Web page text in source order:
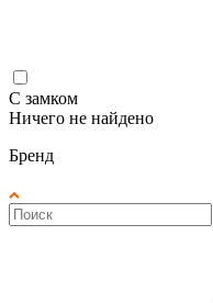
С замком
Ничего не найдено
Бренд